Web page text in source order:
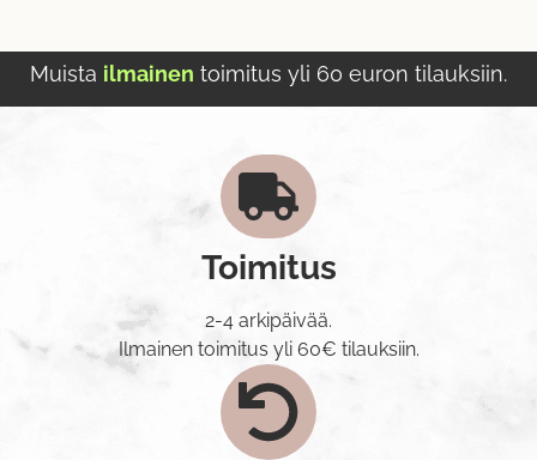
Muista ilmainen toimitus yli 60 euron tilauksiin.
Toimitus
2-4 arkipäivää.
Ilmainen toimitus yli 60€ tilauksiin.